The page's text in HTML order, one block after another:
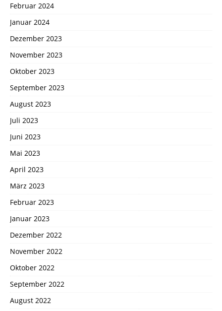
Februar 2024
Januar 2024
Dezember 2023
November 2023
Oktober 2023
September 2023
August 2023
Juli 2023
Juni 2023
Mai 2023
April 2023
März 2023
Februar 2023
Januar 2023
Dezember 2022
November 2022
Oktober 2022
September 2022
August 2022